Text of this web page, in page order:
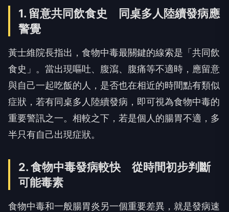
1. 留意共同飲食史 同桌多人陸續發病應
警覺
黃士維院長指出，食物中毒最關鍵的線索是「共同飲
食史」。當出現嘔吐、腹瀉、腹痛等不適時，應留意
與自己一起吃飯的人，是否也在相近的時間點有類似
症狀，若有同桌多人陸續發病，即可視為食物中毒的
重要警訊之一。相較之下，若是個人的腸胃不適，多
半只有自己出現症狀。
2. 食物中毒發病較快 從時間初步判斷
可能毒素
食物中毒和一般腸胃炎另一個重要差異，就是發病速